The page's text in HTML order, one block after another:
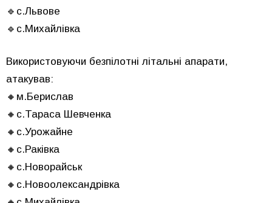
🔹с.Львове
🔹с.Михайлівка
Використовуючи безпілотні літальні апарати,
атакував:
🔸м.Берислав
🔸с.Тараса Шевченка
🔸с.Урожайне
🔸с.Раківка
🔸с.Новорайськ
🔸с.Новоолександрівка